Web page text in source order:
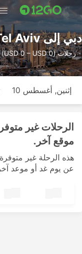
دبي إلى Tel Aviv
٠ رحلات (USD 0 – USD 0)
إثنين, أغسطس 10
الرحلات غير
موقع آخر.
هذه الرحلة غير
عن يوم غد أو موعد